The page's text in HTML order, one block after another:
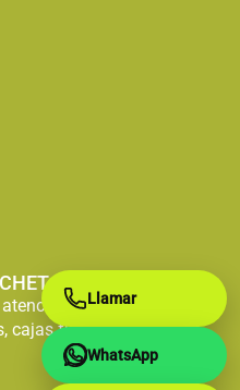
especializada en
cajas fuertes y servicio
Llamar
WhatsApp